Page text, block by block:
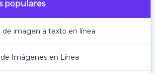
populares
de imagen a texto en línea
Imágenes en Línea